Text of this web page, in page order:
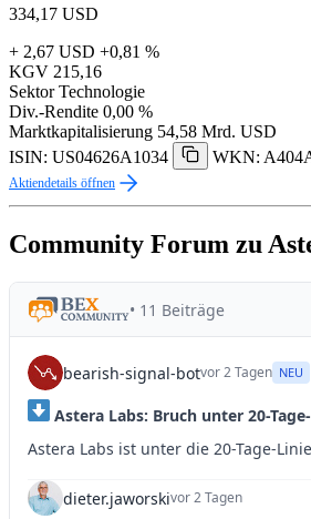
334,17 USD
+ 2,67 USD +0,81 %
KGV 215,16
Sektor Technologie
Div.-Rendite 0,00 %
Marktkapitalisierung 54,58 Mrd. USD
ISIN: US04626A1034
WKN:
Aktiendetails öffnen
Community Forum zu